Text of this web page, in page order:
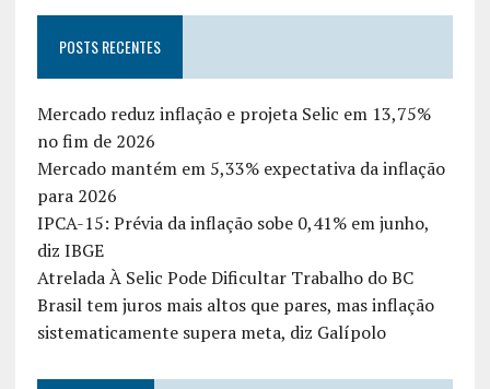
POSTS RECENTES
Mercado reduz inflação e projeta Selic em 13,75%
no fim de 2026
Mercado mantém em 5,33% expectativa da inflação
para 2026
IPCA-15: Prévia da inflação sobe 0,41% em junho,
diz IBGE
Atrelada À Selic Pode Dificultar Trabalho do BC
Brasil tem juros mais altos que pares, mas inflação
sistematicamente supera meta, diz Galípolo